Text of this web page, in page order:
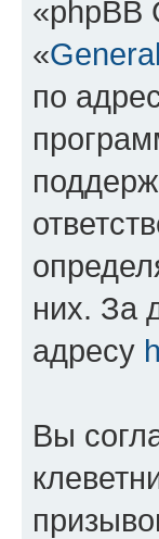
«phpBB
«
по
них. За
адресу
Вы